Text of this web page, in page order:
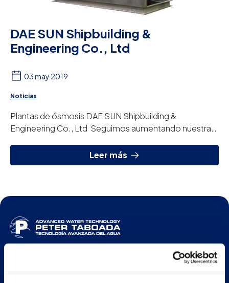
DAE SUN Shipbuilding &
Engineering Co., Ltd
03 may 2019
Noticias
Plantas de ósmosis DAE SUN Shipbuilding &
Engineering Co., Ltd Seguimos aumentando nuestra
Leer más